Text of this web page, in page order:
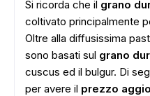
Si ricorda che il grano
coltivato principalmente
Oltre alla diffusissima
sono basati sul grano
cuscus ed il bulgur. Di
per avere il prezzo